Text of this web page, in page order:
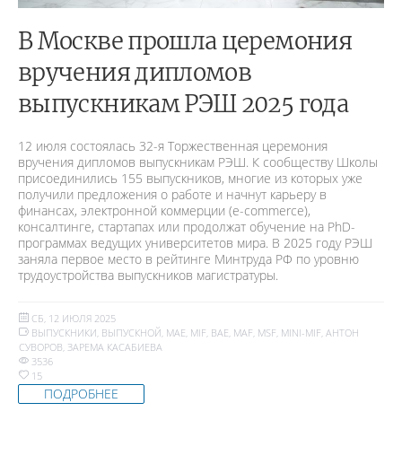
В Москве прошла церемония
вручения дипломов
выпускникам РЭШ 2025 года
12 июля состоялась 32-я Торжественная церемония
вручения дипломов выпускникам РЭШ. К сообществу Школы
присоединились 155 выпускников, многие из которых уже
получили предложения о работе и начнут карьеру в
финансах, электронной коммерции (e-commerce),
консалтинге, стартапах или продолжат обучение на PhD-
программах ведущих университетов мира. В 2025 году РЭШ
заняла первое место в рейтинге Минтруда РФ по уровню
трудоустройства выпускников магистратуры.
СБ, 12 ИЮЛЯ 2025
ВЫПУСКНИКИ ВЫПУСКНОЙ MAE MIF BAE MAF MSF MINI-MIF АНТОН
СУВОРОВ ЗАРЕМА КАСАБИЕВА
3536
15
ПОДРОБНЕЕ